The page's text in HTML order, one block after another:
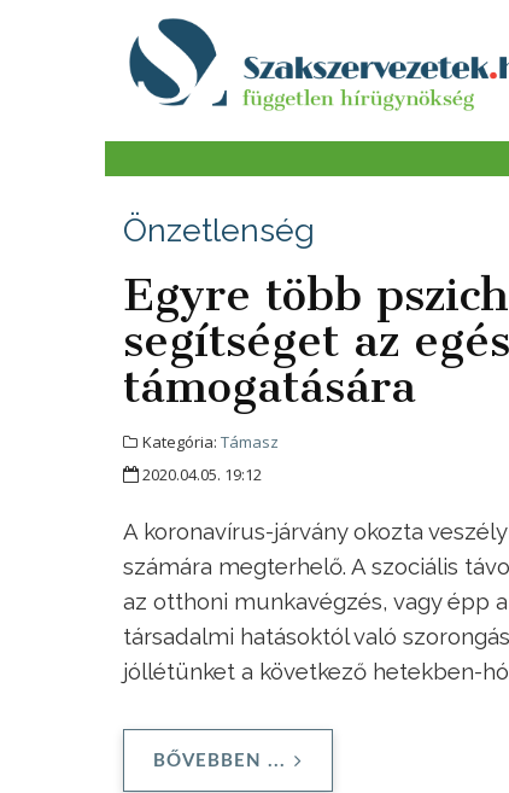
Önzetlenség
Egyre több
segítséget az
támogatására
Kategória: Támasz
2020.04.05. 19:12
A koronavírus-járvány okozta
számára megterhelő. A szociális
az otthoni munkavégzés, vagy épp
társadalmi hatásoktól való
jóllétünket a következő hetekben-
BŐVEBBEN ...